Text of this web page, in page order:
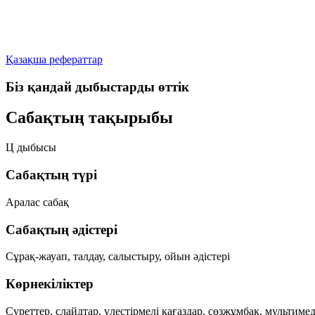
Қазақша рефераттар
Біз қандай дыбыстарды өттік
Сабақтың тақырыбы
Ц дыбысы
Сабақтың түрі
Аралас сабақ
Сабақтың әдістері
Сұрақ-жауап, талдау, салыстыру, ойын әдістері
Көрнекіліктер
Суреттер, слайдтар, үлестірмелі қағаздар, сөзжұмбақ,